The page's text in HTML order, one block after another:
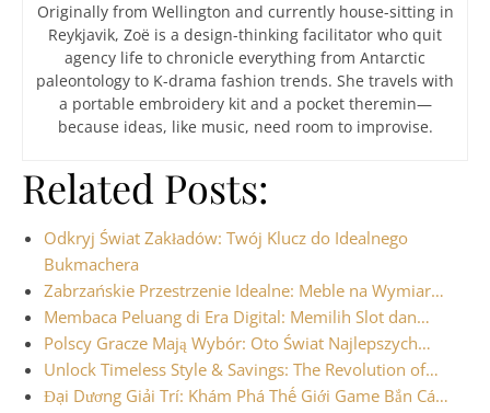
Originally from Wellington and currently house-sitting in
Reykjavik, Zoë is a design-thinking facilitator who quit
agency life to chronicle everything from Antarctic
paleontology to K-drama fashion trends. She travels with
a portable embroidery kit and a pocket theremin—
because ideas, like music, need room to improvise.
Related Posts:
Odkryj Świat Zakładów: Twój Klucz do Idealnego
Bukmachera
Zabrzańskie Przestrzenie Idealne: Meble na Wymiar…
Membaca Peluang di Era Digital: Memilih Slot dan…
Polscy Gracze Mają Wybór: Oto Świat Najlepszych…
Unlock Timeless Style & Savings: The Revolution of…
Đại Dương Giải Trí: Khám Phá Thế Giới Game Bắn Cá…